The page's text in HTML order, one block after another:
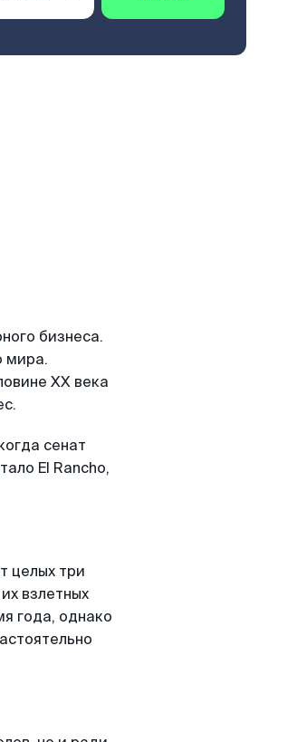
бизнеса.
мира.
XX века
сенат
El Rancho,
целых три
взлетных
года, однако